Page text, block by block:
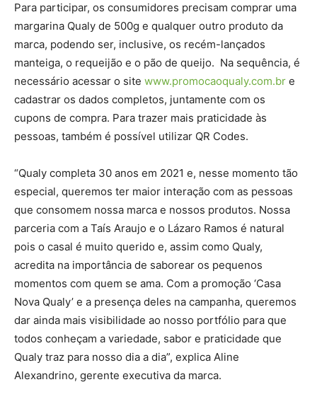
Para participar, os consumidores precisam comprar uma
margarina Qualy de 500g e qualquer outro produto da
marca, podendo ser, inclusive, os recém-lançados
manteiga, o requeijão e o pão de queijo. Na sequência, é
necessário acessar o site www.promocaoqualy.com.br e
cadastrar os dados completos, juntamente com os
cupons de compra. Para trazer mais praticidade às
pessoas, também é possível utilizar QR Codes.
“Qualy completa 30 anos em 2021 e, nesse momento tão
especial, queremos ter maior interação com as pessoas
que consomem nossa marca e nossos produtos. Nossa
parceria com a Taís Araujo e o Lázaro Ramos é natural
pois o casal é muito querido e, assim como Qualy,
acredita na importância de saborear os pequenos
momentos com quem se ama. Com a promoção ‘Casa
Nova Qualy’ e a presença deles na campanha, queremos
dar ainda mais visibilidade ao nosso portfólio para que
todos conheçam a variedade, sabor e praticidade que
Qualy traz para nosso dia a dia”, explica Aline
Alexandrino, gerente executiva da marca.